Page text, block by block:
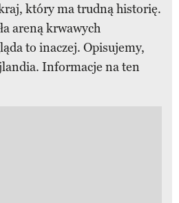
który ma trudną historię.
areną krwawych
to inaczej. Opisujemy,
Informacje na ten